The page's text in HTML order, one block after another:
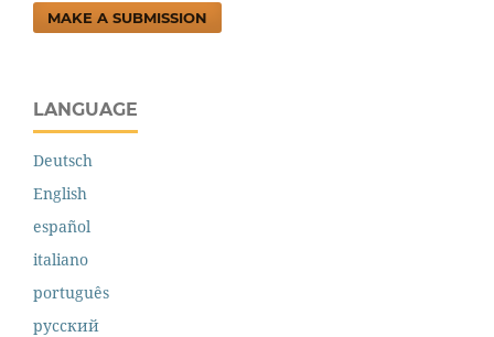
MAKE A SUBMISSION
LANGUAGE
Deutsch
English
español
italiano
português
русский